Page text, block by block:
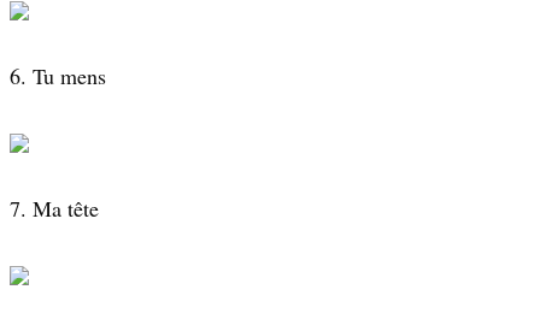
6. Tu mens
7. Ma tête